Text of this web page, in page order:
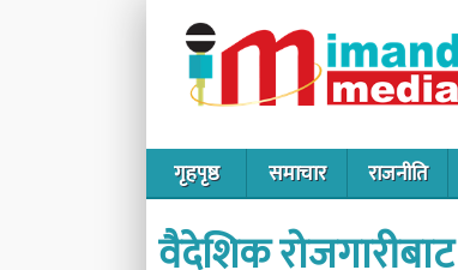
गृहपृष्ठ समाचार राजनीति
वैदेशिक